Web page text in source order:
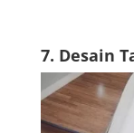
7. Desain